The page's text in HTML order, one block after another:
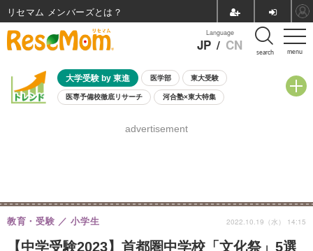
menu
Language
JP / CN search
大学受験 by 東進 医学部 東大受験
医専予備校徹底リサーチ 河合塾×東大特集
8月開催学校説明会・相談会
advertisement
【中学受験2023】首都圏中学校「文化祭」5選
教育・受験 小学生 2022.10.19（水） 14:15
リセマム メンバーズ